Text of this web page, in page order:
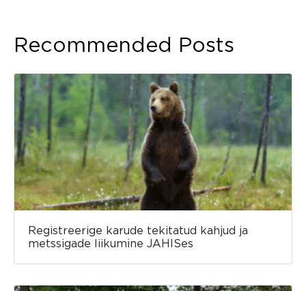
Recommended Posts
Registreerige karude tekitatud kahjud ja
metssigade liikumine JAHISes